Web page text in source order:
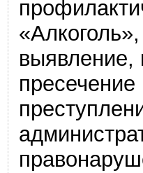
выявление,